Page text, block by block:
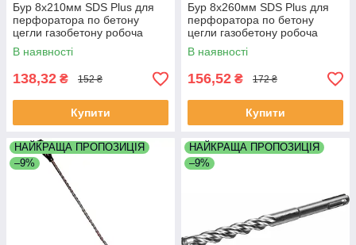
Бур 8х210мм SDS Plus для
перфоратора по бетону
цегли газобетону робоча
довжина 150мм Werk (ВЕРК)
В наявності
138,32 ₴ 152 ₴
Купити
Бур 8х260мм SDS Plus для
перфоратора по бетону
цегли газобетону робоча
довжина 200мм Werk (ВЕРК)
В наявності
156,52 ₴ 172 ₴
Купити
НАЙКРАЩА ПРОПОЗИЦІЯ
–9%
НАЙКРАЩА ПРОПОЗИЦІЯ
–9%